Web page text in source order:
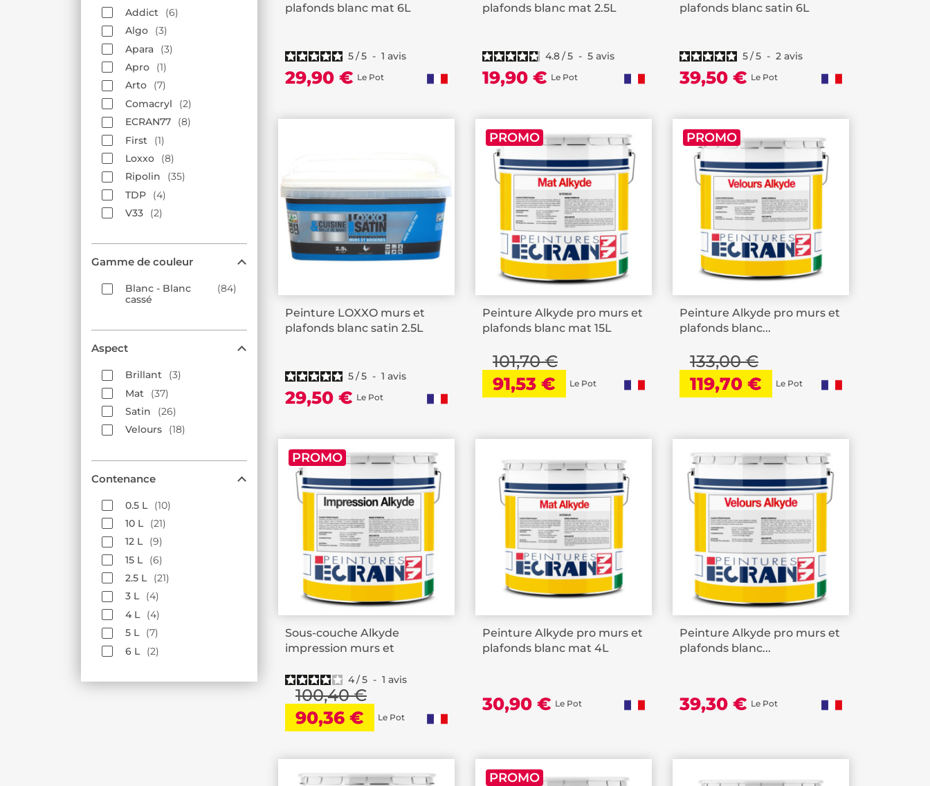
Addict
6
Algo
3
Apara
3
Apro
1
Arto
7
Comacryl
2
ECRAN77
8
First
1
Loxxo
8
Ripolin
35
TDP
4
V33
2
Gamme de couleur
Blanc - Blanc
cassé
84
Aspect
Brillant
3
Mat
37
Satin
26
Velours
18
Contenance
0.5 L
10
10 L
21
12 L
9
15 L
6
2.5 L
21
3 L
4
4 L
4
5 L
7
6 L
2
plafonds blanc mat 6L
5/5 - 1 avis
29,90 € Le Pot
plafonds blanc mat 2.5L
4.8/5 - 5 avis
19,90 € Le Pot
plafonds blanc satin 6L
5/5 - 2 avis
39,50 € Le Pot
Peinture LOXXO murs et
plafonds blanc satin 2.5L
5/5 - 1 avis
29,50 € Le Pot
Peinture Alkyde pro murs et
plafonds blanc mat 15L
101,70 €
91,53 € Le Pot
PROMO
Peinture Alkyde pro murs et
plafonds blanc...
133,00 €
119,70 € Le Pot
PROMO
Sous-couche Alkyde
impression murs et
4/5 - 1 avis
100,40 €
90,36 € Le Pot
PROMO
Peinture Alkyde pro murs et
plafonds blanc mat 4L
30,90 € Le Pot
Peinture Alkyde pro murs et
plafonds blanc...
39,30 € Le Pot
PROMO